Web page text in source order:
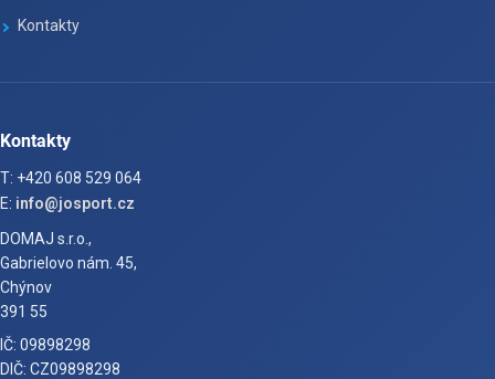
Kontakty
Kontakty
T: +420 608 529 064
E: info@josport.cz
DOMAJ s.r.o.,
Gabrielovo nám. 45,
Chýnov
391 55
IČ: 09898298
DIČ: CZ09898298